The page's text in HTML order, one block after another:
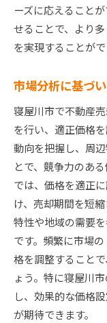
ーズに応えること
せることで、より
を実現することがで
市場分析に基づ
寝屋川市で不動産
を行い、適正価格
動向を把握し、周
とで、競争力のあ
では、価格を適正
け、売却期間を短
特性や地域の需要
です。頻繁に市場
格を調整すること
ょう。特に寝屋川
し、効果的な価格
が期待できます。